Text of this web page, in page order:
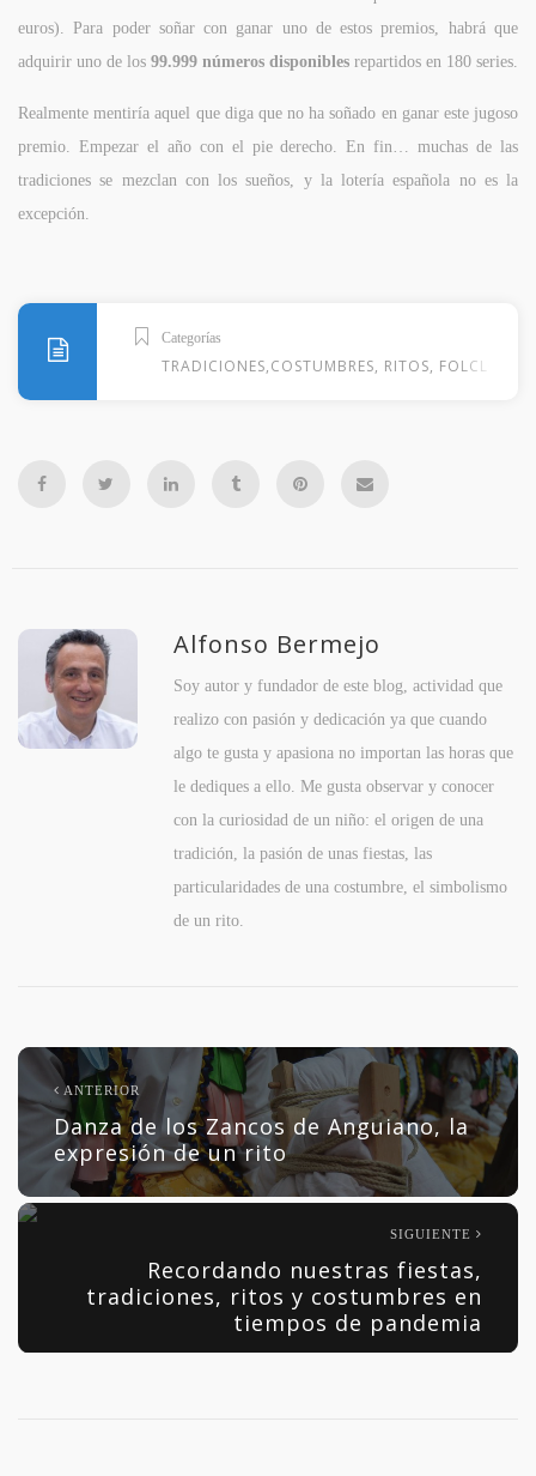
euros). Para poder soñar con ganar uno de estos premios, habrá que
adquirir uno de los 99.999 números disponibles repartidos en 180 series.
Realmente mentiría aquel que diga que no ha soñado en ganar este jugoso
premio. Empezar el año con el pie derecho. En fin… muchas de las
tradiciones se mezclan con los sueños, y la lotería española no es la
excepción.
Categorías
TRADICIONES,COSTUMBRES, RITOS, FOLCLORE
Alfonso Bermejo
Soy autor y fundador de este blog, actividad que
realizo con pasión y dedicación ya que cuando
algo te gusta y apasiona no importan las horas que
le dediques a ello. Me gusta observar y conocer
con la curiosidad de un niño: el origen de una
tradición, la pasión de unas fiestas, las
particularidades de una costumbre, el simbolismo
de un rito.
ANTERIOR
Danza de los Zancos de Anguiano, la
expresión de un rito
SIGUIENTE
Recordando nuestras fiestas,
tradiciones, ritos y costumbres en
tiempos de pandemia